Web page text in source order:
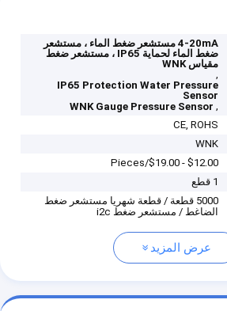
4-20mA مستشعر ضغط الماء ، مستشعر
ضغط الماء لحماية IP65 ، مستشعر ضغط
مقياس WNK
,
IP65 Protection Water Pressure
Sensor
,
WNK Gauge Pressure Sensor
CE, ROHS
WNK
$12.00 - $19.00/Pieces
1 قطع
5000 قطعة / قطعة شهريا مستشعر ضغط
الضاغط / مستشعر ضغط i2c
عرض المزيد